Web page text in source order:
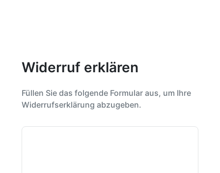
Widerruf erklären
Füllen Sie das folgende Formular aus, um Ihre
Widerrufserklärung abzugeben.